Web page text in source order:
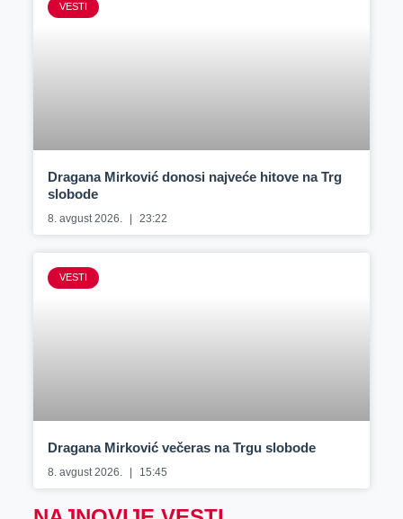
VESTI
Dragana Mirković donosi najveće hitove na Trg
slobode
8. avgust 2026. 23:22
VESTI
Dragana Mirković večeras na Trgu slobode
8. avgust 2026. 15:45